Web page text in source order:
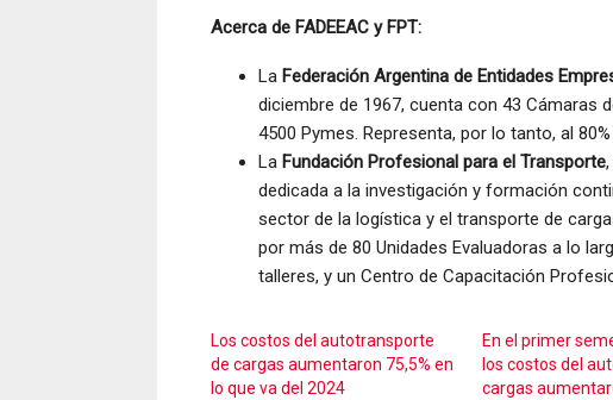
Acerca de FADEEAC y FPT:
La Federación Argentina de Entidades
diciembre de 1967, cuenta con 43 Cámaras
4500 Pymes. Representa, por lo tanto, al
La Fundación Profesional para el Transporte
dedicada a la investigación y formación
sector de la logística y el transporte de
por más de 80 Unidades Evaluadoras a lo
talleres, y un Centro de Capacitación
Los costos del autotransporte
de cargas aumentaron 75,5% en
lo que va del 2024
En el primer
los costos del
cargas